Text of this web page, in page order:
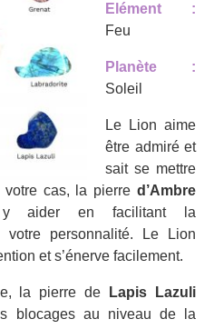
Elément :
Feu
Planète :
Soleil
Le Lion aime
être admiré et
sait se mettre
votre cas, la pierre d’Ambre
y aider en facilitant la
votre personnalité. Le Lion
et s’énerve facilement.
la pierre de Lapis Lazuli
blocages au niveau de la